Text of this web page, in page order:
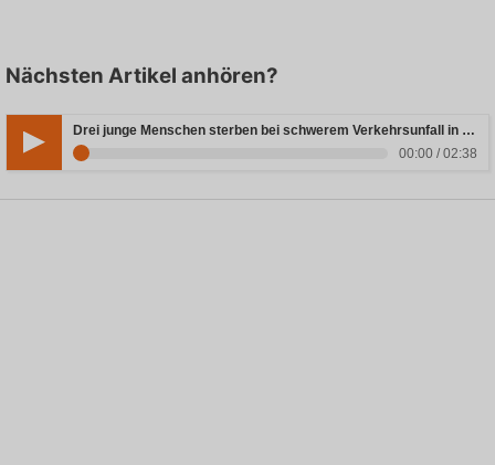
Nächsten Artikel anhören?
Drei junge Menschen sterben bei schwerem Verkehrsunfall in Rheinland-Pfalz
00:00 / 02:38